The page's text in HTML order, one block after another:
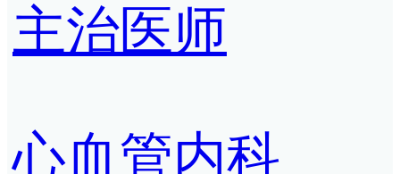
主治医师
心血管内科